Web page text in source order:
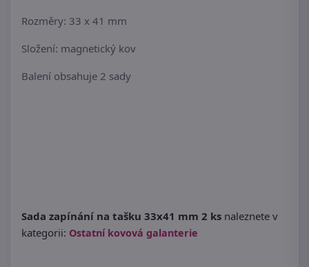
Rozměry: 33 x 41 mm
Složení: magnetický kov
Balení obsahuje 2 sady
Sada zapínání na tašku 33x41 mm 2 ks naleznete v
kategorii: Ostatní kovová galanterie